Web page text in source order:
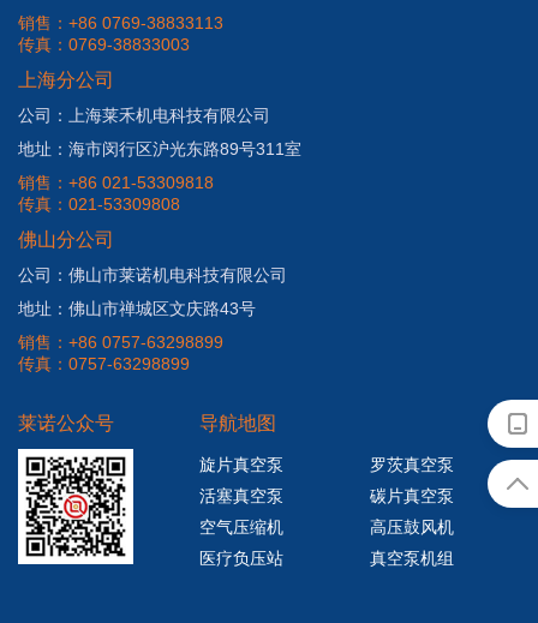
销售：+86 0769-38833113
传真：0769-38833003
上海分公司
公司：上海莱禾机电科技有限公司
地址：海市闵行区沪光东路89号311室
销售：+86 021-53309818
传真：021-53309808
佛山分公司
公司：佛山市莱诺机电科技有限公司
地址：佛山市禅城区文庆路43号
销售：+86 0757-63298899
传真：0757-63298899
莱诺公众号 导航地图
旋片真空泵
罗茨真空泵
活塞真空泵
碳片真空泵
空气压缩机
高压鼓风机
医疗负压站
真空泵机组